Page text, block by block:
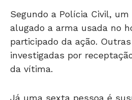
Segundo a Polícia Civil,
alugado a arma usada no
participado da ação.
investigadas por
da vítima.
Já uma sexta pessoa é